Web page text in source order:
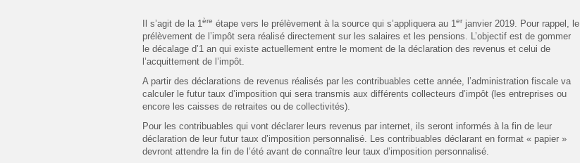
Il s’agit de la 1ère étape vers le prélèvement à la source qui s’appliquera au 1er janvier 2019. Pour rappel, le
prélèvement de l’impôt sera réalisé directement sur les salaires et les pensions. L’objectif est de gommer
le décalage d’1 an qui existe actuellement entre le moment de la déclaration des revenus et celui de
l’acquittement de l’impôt.
A partir des déclarations de revenus réalisés par les contribuables cette année, l’administration fiscale va
calculer le futur taux d’imposition qui sera transmis aux différents collecteurs d’impôt (les entreprises ou
encore les caisses de retraites ou de collectivités).
Pour les contribuables qui vont déclarer leurs revenus par internet, ils seront informés à la fin de leur
déclaration de leur futur taux d’imposition personnalisé. Les contribuables déclarant en format « papier »
devront attendre la fin de l’été avant de connaître leur taux d’imposition personnalisé.